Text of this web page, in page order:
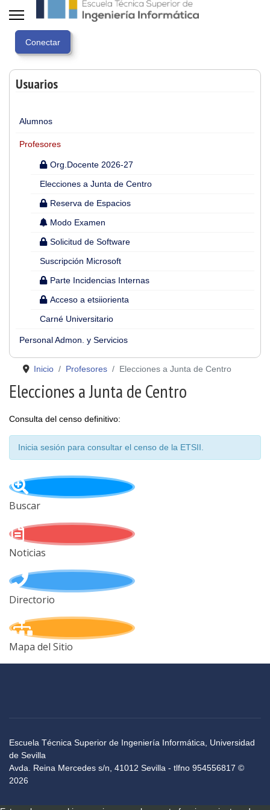
Usuarios
Alumnos
Profesores
Org.Docente 2026-27
Elecciones a Junta de Centro
Reserva de Espacios
Modo Examen
Solicitud de Software
Suscripción Microsoft
Parte Incidencias Internas
Acceso a etsiiorienta
Carné Universitario
Personal Admon. y Servicios
Inicio Profesores Elecciones a Junta de Centro
Elecciones a Junta de Centro
Consulta del censo definitivo:
Inicia sesión para consultar el censo de la ETSII.
Buscar
Noticias
Directorio
Mapa del Sitio
Escuela Técnica Superior de Ingeniería Informática, Universidad
de Sevilla
Avda. Reina Mercedes s/n, 41012 Sevilla - tlfno 954556817 ©
2026